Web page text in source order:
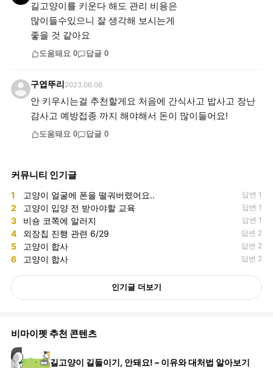
길고양이를 키운다 해도 관리 비용은
많이들수있으니 잘 생각해 보시는게
좋을 것 같아요
도움돼요 0 답글 0
구엽뚜리 2023.06.06
안 키우시는걸 추천할게요 처음에 간식사고 밥사고 장난
감사고 예방접종 까지 해야해서 돈이 많이들어요!
도움돼요 0 답글 0
커뮤니티 인기글
1 고양이 얼굴에 폰을 떨궈버렸어요.. 답변 1
2 고양이 입양 전 받아야할 교육 답변 1
3 비숑 코쪽에 알러지 답변 1
4 외장칩 진행 관련 6/29 답변 2
5 고양이 합사 답변 2
6 고양이 합사 답변 2
인기글 더보기
비마이펫 추천 콘텐츠
길고양이 길들이기, 안돼요! – 이유와 대처법 알아보기